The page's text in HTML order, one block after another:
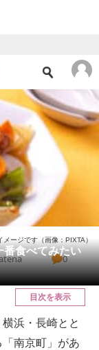
食べてみたい
メージです（画像：PIXTA）
0
目次を表示
浜・長崎とと
南京町」があ